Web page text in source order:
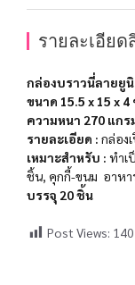
รายละเอีย
กล่องบราวนี่ลายยู
ขนาด 15.5 x 15 x 4
ความหนา 270 แกร
รายละเอียด : กล่อง
เหมาะสำหรับ : ทำเ
ชิ้น, คุกกี้-ขนม อาหา
บรรจุ 20 ชิ้น
Post Views: 140